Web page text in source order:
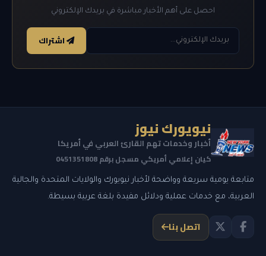
احصل على أهم الأخبار مباشرة في بريدك الإلكتروني
اشتراك
نيويورك نيوز
أخبار وخدمات تهم القارئ العربي في أمريكا
كيان إعلامي أمريكي مسجل برقم 0451351808
متابعة يومية سريعة وواضحة لأخبار نيويورك والولايات المتحدة والجالية
العربية، مع خدمات عملية ودلائل مفيدة بلغة عربية بسيطة.
اتصل بنا